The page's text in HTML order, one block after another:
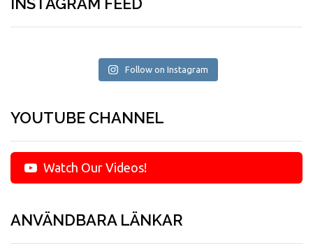
Follow on Instagram
YOUTUBE CHANNEL
Watch Our Videos!
ANVÄNDBARA LÄNKAR